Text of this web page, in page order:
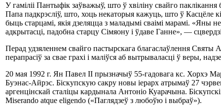
У гаміліі Пантыфік заўважыў, што ў хвіліну свайго
Папа падкрэсліў, што, хоць некаторыя кажуць, што ў Касцёле
быць старцамі, якія дзеляцца з маладымі сваімі марамі. «Яны
адкрытасці, падобна старцу Сімяону і ўдаве Ганне», —
Перад удзяленнем свайго пастырскага благаслаўлення Святы
перапрасіў за свае грахі і маліўся аб вытрываласці ў веры,
20 мая 1992 г. Ян Павел ІІ прызначыў 55-гадовага кс. Хорхэ
Буэнас-Айрэс. Біскупскую сакру новы іерарх атрымаў 27
аргенцінскай сталіцы кардынала Антоніо Куарачына.
Miserando atque eligendo («Паглядзеў з любоўю і выбраў»).